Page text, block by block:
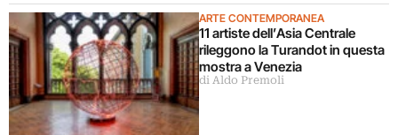
ARTE CONTEMPORANEA
11 artiste dell’Asia Centrale
rileggono la Turandot in questa
mostra a Venezia
di Aldo Premoli